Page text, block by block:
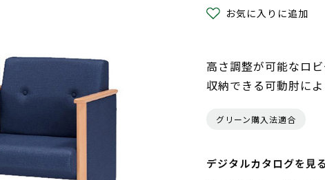
お気に入りに追加
高さ調整が可能なロ
収納できる可動肘に
グリーン購入法適合
デジタルカタログを見